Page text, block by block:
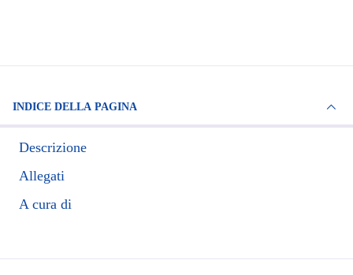
INDICE DELLA PAGINA
Descrizione
Allegati
A cura di